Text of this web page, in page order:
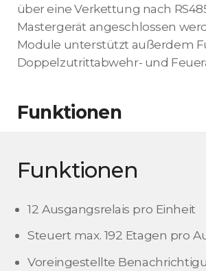
über eine Verkettung nach
Mastergerät angeschlossen
Module unterstützt außerdem
Doppelzutrittabwehr- und
Funktionen
Funktionen
12 Ausgangsrelais pro Einheit
Steuert max. 192 Etagen pro
Voreingestellte